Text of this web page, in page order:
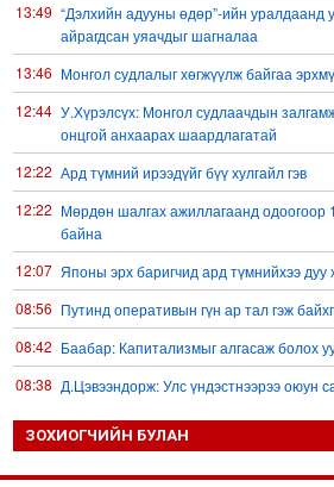
13:49 “Дэлхийн адууны өдөр”-ийн уралдаанд
айрагдсан уяачдыг шагналаа
13:46 Монгол судлалыг хөгжүүлж байгаа
12:44 У.Хүрэлсүх: Монгол судлаачдын
онцгой анхаарах шаардлагатай
12:22 Ард түмний ирээдүйг бүү хулгайл гэв
12:22 Мөрдөн шалгах ажиллагаанд одоогоор
байна
12:07 Японы эрх баригчид ард түмнийхээ дуу
08:56 Путинд оперативын гүн ар тал гэж
08:42 Баабар: Капитализмыг алгасаж болох
08:38 Д.Цэвээндорж: Улс үндэстнээрээ оюун
08:35 Зуны нууц уулзалтууд Сутай хайрханы
ЗОХИОГЧИЙН БУЛАН